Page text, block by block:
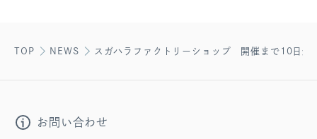
TOP NEWS スガハラファクトリーショップ 開催まで10日
お問い合わせ